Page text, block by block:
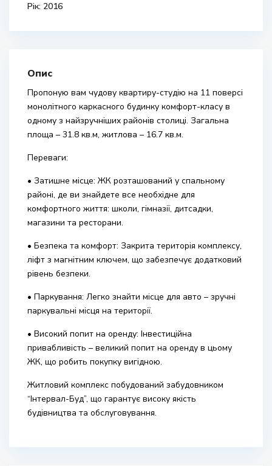
Рік: 2016
Опис
Пропоную вам чудову квартиру-студію на 11 поверсі
монолітного каркасного будинку комфорт-класу в
одному з найзручніших районів столиці. Загальна
площа – 31.8 кв.м, житлова – 16.7 кв.м.
Переваги:
• Затишне місце: ЖК розташований у спальному
районі, де ви знайдете все необхідне для
комфортного життя: школи, гімназії, дитсадки,
магазини та ресторани.
• Безпека та комфорт: Закрита територія комплексу,
ліфт з магнітним ключем, що забезпечує додатковий
рівень безпеки.
• Паркування: Легко знайти місце для авто – зручні
паркувальні місця на території.
• Високий попит на оренду: Інвестиційна
привабливість – великий попит на оренду в цьому
ЖК, що робить покупку вигідною.
Житловий комплекс побудований забудовником
“Інтервал-Буд”, що гарантує високу якість
будівництва та обслуговування.